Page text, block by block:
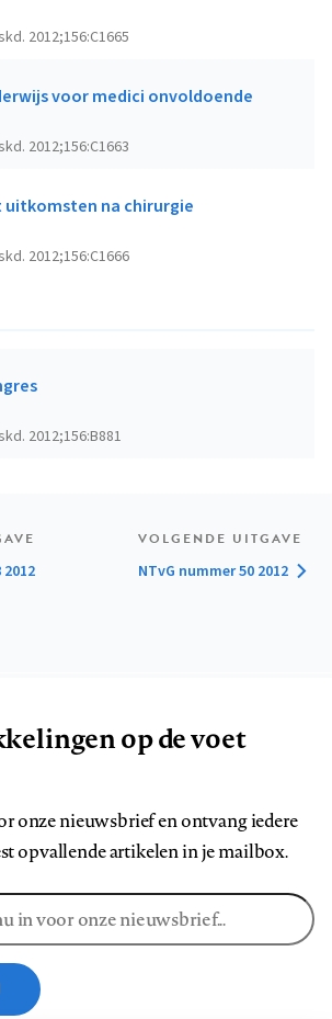
2012;156:C1665
voor medici onvoldoende
2012;156:C1663
na chirurgie
2012;156:C1666
2012;156:B881
VOLGENDE UITGAVE
NTvG nummer 50 2012
op de voet
onze nieuwsbrief en ontvang iedere
opvallende artikelen in je mailbox.